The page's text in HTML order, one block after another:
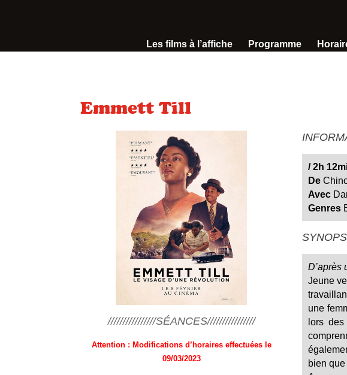
Les films à l’affiche Programme
Emmett Till
////////////////SÉANCES////////////////
Attention : Modifications d’horaires effectuées le
09/03/2023
/2h
De
Avec
Genres
D’après
Jeune
une
lors
bien